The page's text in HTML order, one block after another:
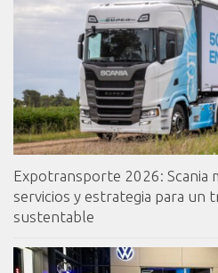
Expotransporte 2026: Scania
servicios y estrategia para un
sustentable